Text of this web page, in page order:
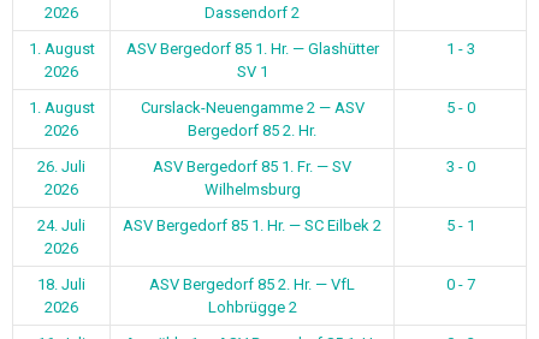
2026
Dassendorf 2
1. August
2026
ASV Bergedorf 85 1. Hr. — Glashütter
SV 1
1 - 3
1. August
2026
Curslack-Neuengamme 2 — ASV
Bergedorf 85 2. Hr.
5 - 0
26. Juli
2026
ASV Bergedorf 85 1. Fr. — SV
Wilhelmsburg
3 - 0
24. Juli
2026
ASV Bergedorf 85 1. Hr. — SC Eilbek 2 5 - 1
18. Juli
2026
ASV Bergedorf 85 2. Hr. — VfL
Lohbrügge 2
0 - 7